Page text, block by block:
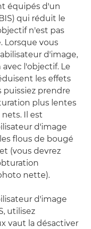
équipés d'un
qui réduit le
n'est pas
Lorsque vous
d'image,
l'objectif. Le
les effets
prendre
plus lentes
Il est
d'image
flous de bougé
(vous devrez
nette).
d'image
utilisez
vaut la désactiver